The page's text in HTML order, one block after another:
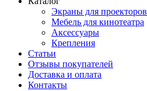
Экраны для проекторов
Mебель для кинотеатра
Аксессуары
Крепления
Статьи
Отзывы покупателей
Доставка и оплата
Контакты